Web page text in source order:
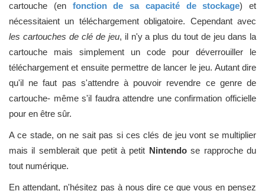
cartouche (en fonction de sa capacité de stockage) et
nécessitaient un téléchargement obligatoire. Cependant avec
les cartouches de clé de jeu, il n'y a plus du tout de jeu dans la
cartouche mais simplement un code pour déverrouiller le
téléchargement et ensuite permettre de lancer le jeu. Autant dire
qu'il ne faut pas s'attendre à pouvoir revendre ce genre de
cartouche- même s'il faudra attendre une confirmation officielle
pour en être sûr.
A ce stade, on ne sait pas si ces clés de jeu vont se multiplier
mais il semblerait que petit à petit Nintendose rapproche du
tout numérique.
En attendant, n'hésitez pas à nous dire ce que vous en pensez